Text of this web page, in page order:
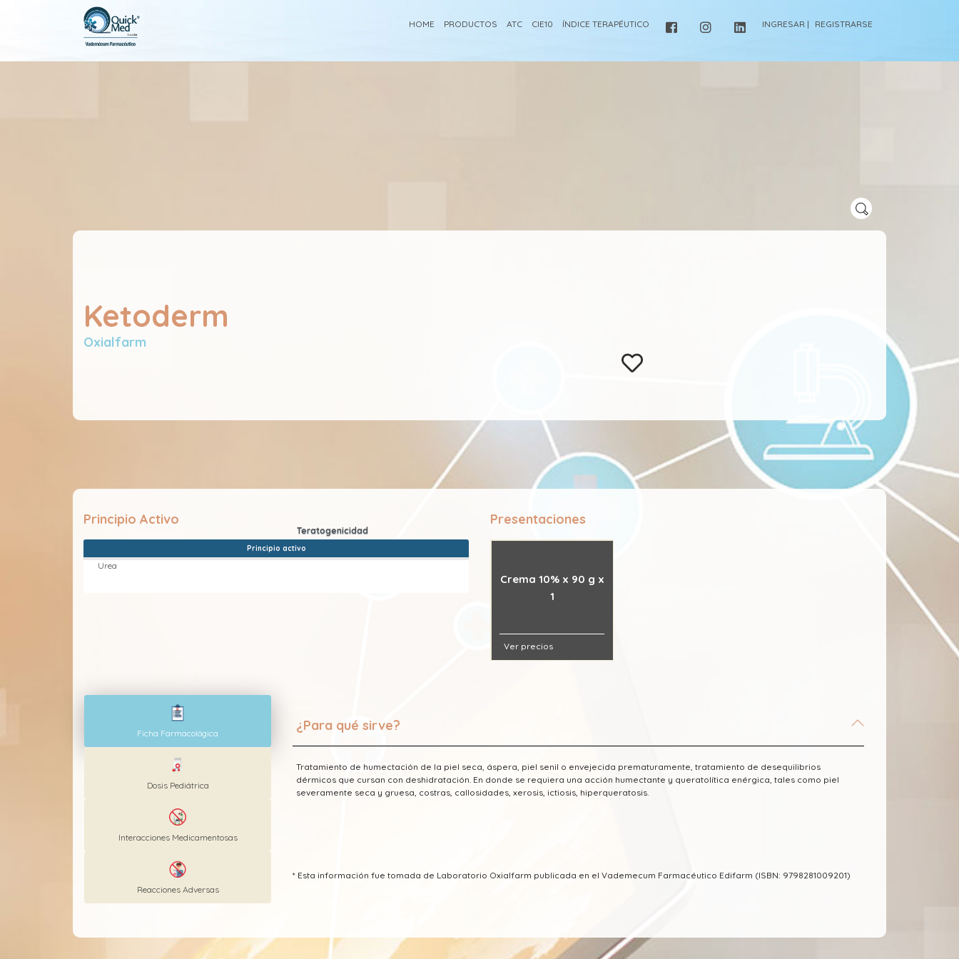
HOME PRODUCTOS ATC CIE10 ÍNDICE TERAPÉUTICO INGRESAR | REGISTRARSE
Ketoderm
Oxialfarm
Principio Activo
Principio activo
Urea
Presentaciones
Crema 10% x 90 g x
1
Ver precios
Ficha Farmacológica
Dosis Pediátrica
Interacciones Medicamentosas
Reacciones Adversas
¿Para qué sirve?
Tratamiento de humectación de la piel seca, áspera, piel senil o envejecida prematuramente, tratamiento de desequilibrios
dérmicos que cursan con deshidratación. En donde se requiera una acción humectante y queratolítica enérgica, tales como piel
severamente seca y gruesa, costras, callosidades, xerosis, ictiosis, hiperqueratosis.
* Esta información fue tomada de Laboratorio Oxialfarm publicada en el Vademecum Farmacéutico Edifarm (ISBN: 9798281009201)